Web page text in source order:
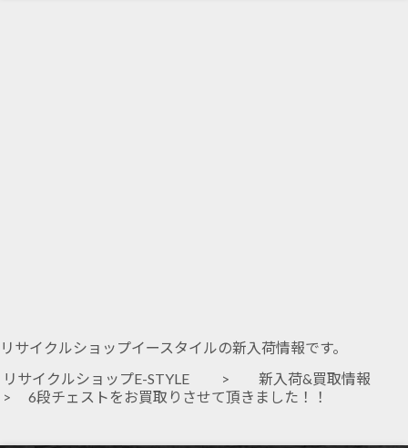
リサイクルショップイースタイルの新入荷情報です。
リサイクルショップE-STYLE
> 新入荷&買取情報
> 6段チェストをお買取りさせて頂きました！！